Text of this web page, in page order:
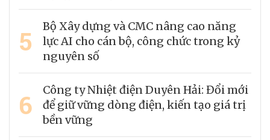
5
Bộ Xây dựng và CMC nâng cao năng
lực AI cho cán bộ, công chức trong kỷ
nguyên số
6
Công ty Nhiệt điện Duyên Hải: Đổi mới
để giữ vững dòng điện, kiến tạo giá trị
bền vững